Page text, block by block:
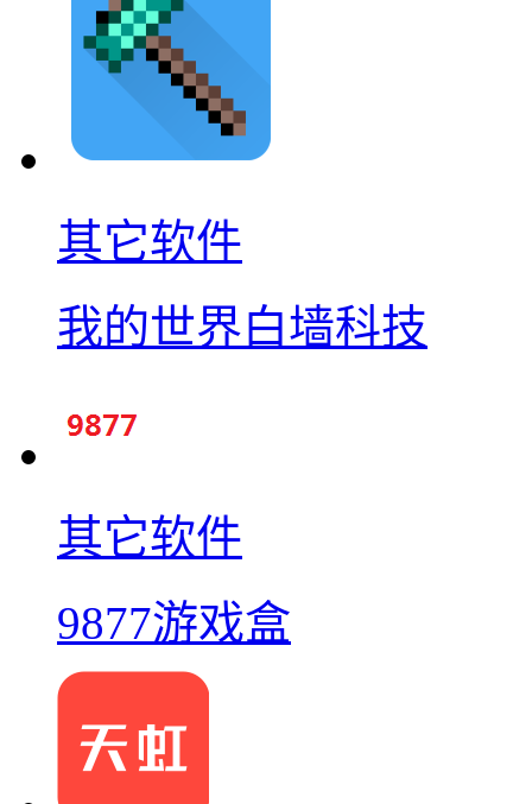
其它软件
我的世界白墙科技
其它软件
9877游戏盒